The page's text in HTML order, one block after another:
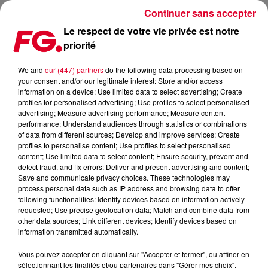
MAGNIFIQUE VERSION ACOUSTIQUE DE 'HEAD & HEART' DE
Publié : 6 octobre 2020 à 6h19 par Antony Harari
Le respect de votre vie privée est notre
priorité
We and our (447) partnersdo the following data processing based on
your consent and/or our legitimate interest: Store and/or access
information on a device; Use limited data to select advertising; Create
profiles for personalised advertising; Use profiles to select personalised
advertising; Measure advertising performance; Measure content
performance; Understand audiences through statistics or combinations
of data from different sources; Develop and improve services; Create
profiles to personalise content; Use profiles to select personalised
content; Use limited data to select content; Ensure security, prevent and
detect fraud, and fix errors; Deliver and present advertising and content;
Save and communicate privacy choices. These technologies may
process personal data such as IP address and browsing data to offer
following functionalities: Identify devices based on information actively
requested; Use precise geolocation data; Match and combine data from
other data sources; Link different devices; Identify devices based on
information transmitted automatically.
Vous pouvez accepter en cliquant sur "Accepter et fermer", ou affiner en
sélectionnant les finalités et/ou partenaires dans "Gérer mes choix".
Continuer sans accepter